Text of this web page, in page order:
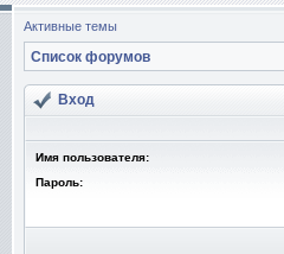
Активные темы
Список форумов
Вход
Имя пользователя:
Пароль: